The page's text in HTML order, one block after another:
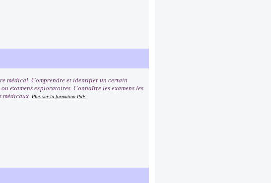
médical. Comprendre et identifier un certain
examens exploratoires. Connaître les examens les
médicaux. Plus sur la formation PdF.